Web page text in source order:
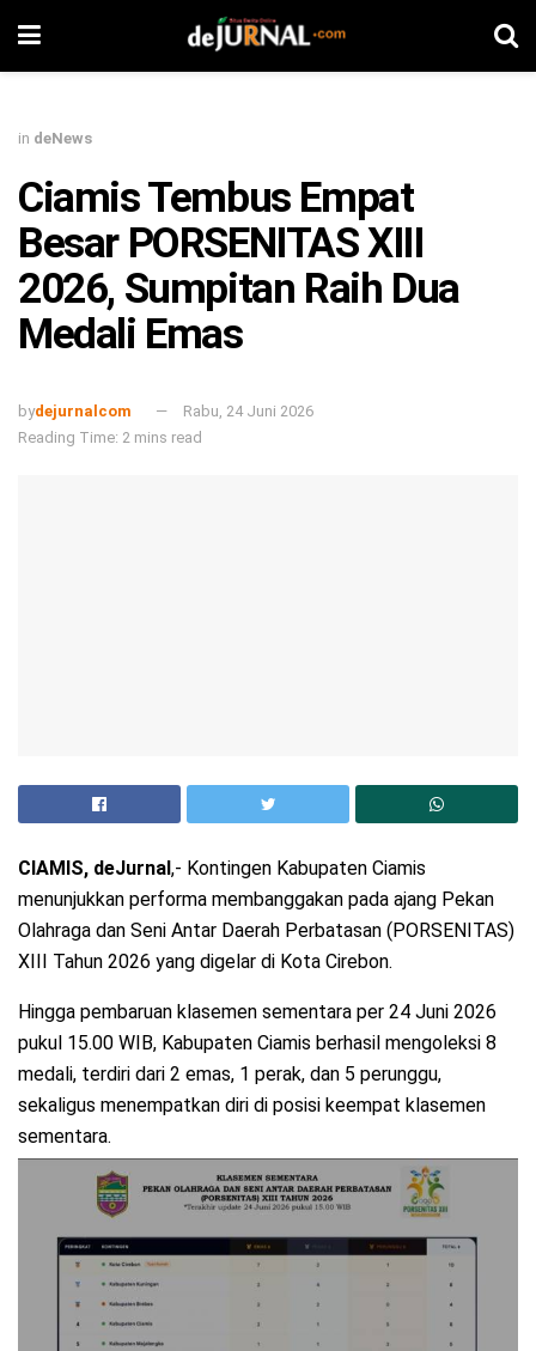
in deNews
Ciamis Tembus Empat
Besar PORSENITAS XIII
2026, Sumpitan Raih Dua
Medali Emas
bydejurnalcom
Rabu, 24 Juni 2026
Reading Time: 2 mins read
CIAMIS, deJurnal ,- Kontingen Kabupaten Ciamis
menunjukkan performa membanggakan pada ajang Pekan
Olahraga dan Seni Antar Daerah Perbatasan (PORSENITAS)
XIII Tahun 2026 yang digelar di Kota Cirebon.
Hingga pembaruan klasemen sementara per 24 Juni 2026
pukul 15.00 WIB, Kabupaten Ciamis berhasil mengoleksi 8
medali, terdiri dari 2 emas, 1 perak, dan 5 perunggu,
sekaligus menempatkan diri di posisi keempat klasemen
sementara.